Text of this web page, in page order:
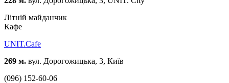
Літній майданчик
Кафе
UNIT.Cafe
269 м. вул. Дорогожицька, 3, Київ
(096) 152-60-06